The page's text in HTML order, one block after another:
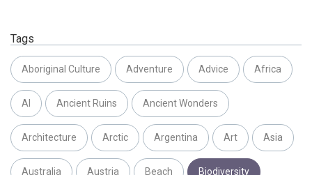
Tags
Aboriginal Culture Adventure Advice Africa
AI Ancient Ruins Ancient Wonders
Architecture Arctic Argentina Art Asia
Australia Austria Beach Biodiversity